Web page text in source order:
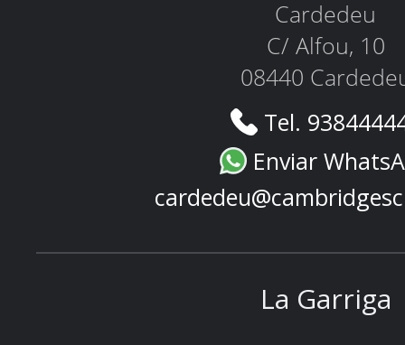
Cardedeu
C/ Alfou, 10
08440
Tel.
Enviar
La Garriga